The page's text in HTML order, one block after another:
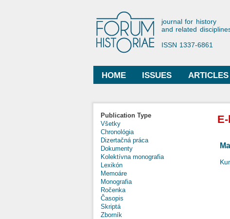
Forum
journal for history
and related
ISSN 1337-6861
Main menu
HOME ISSUES ARTICLES
Publication Type
Všetky
Chronológia
Dizertačná práca
Dokumenty
Kolektívna monografia
Lexikón
Memoáre
Monografia
Ročenka
Časopis
Skriptá
Zborník